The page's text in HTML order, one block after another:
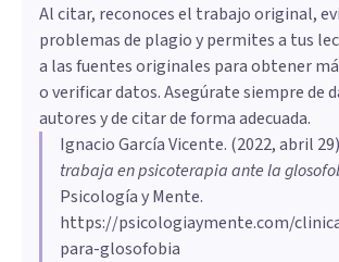
Al citar, reconoces el trabajo original,
problemas de plagio y permites a tus
a las fuentes originales para obtener
o verificar datos. Asegúrate siempre de
autores y de citar de forma adecuada.
Ignacio García Vicente. (2022, abril 29
trabaja en psicoterapia ante la
Psicología y Mente.
https://psicologiaymente.com/
para-glosofobia